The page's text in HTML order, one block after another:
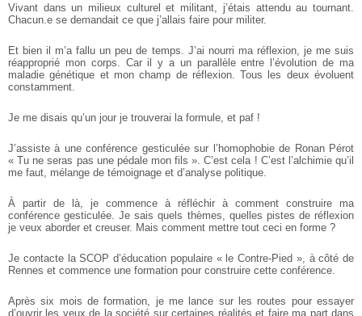
Vivant dans un milieux culturel et militant, j’étais attendu au tournant.
Chacun.e se demandait ce que j’allais faire pour militer.
Et bien il m’a fallu un peu de temps. J’ai nourri ma réflexion, je me suis
réapproprié mon corps. Car il y a un parallèle entre l’évolution de ma
maladie génétique et mon champ de réflexion. Tous les deux évoluent
constamment.
Je me disais qu’un jour je trouverai la formule, et paf !
J’assiste à une conférence gesticulée sur l’homophobie de Ronan Pérot
« Tu ne seras pas une pédale mon fils ». C’est cela ! C’est l’alchimie qu’il
me faut, mélange de témoignage et d’analyse politique.
À partir de là, je commence à réfléchir à comment construire ma
conférence gesticulée. Je sais quels thèmes, quelles pistes de réflexion
je veux aborder et creuser. Mais comment mettre tout ceci en forme ?
Je contacte la SCOP d’éducation populaire « le Contre-Pied », à côté de
Rennes et commence une formation pour construire cette conférence.
Après six mois de formation, je me lance sur les routes pour essayer
d’ouvrir les yeux de la société sur certaines réalités et faire ma part dans